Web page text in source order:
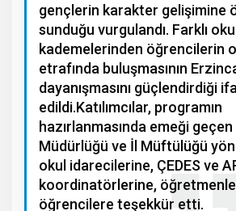
gençlerin karakter gelişimine
sunduğu vurgulandı. Farklı
kademelerinden öğrencilerin
etrafında buluşmasının
dayanışmasını güçlendirdiği
edildi.Katılımcılar, programın
hazırlanmasında emeği
Müdürlüğü ve İl Müftülüğü
okul idarecilerine, ÇEDES ve
koordinatörlerine,
öğrencilere teşekkür etti.